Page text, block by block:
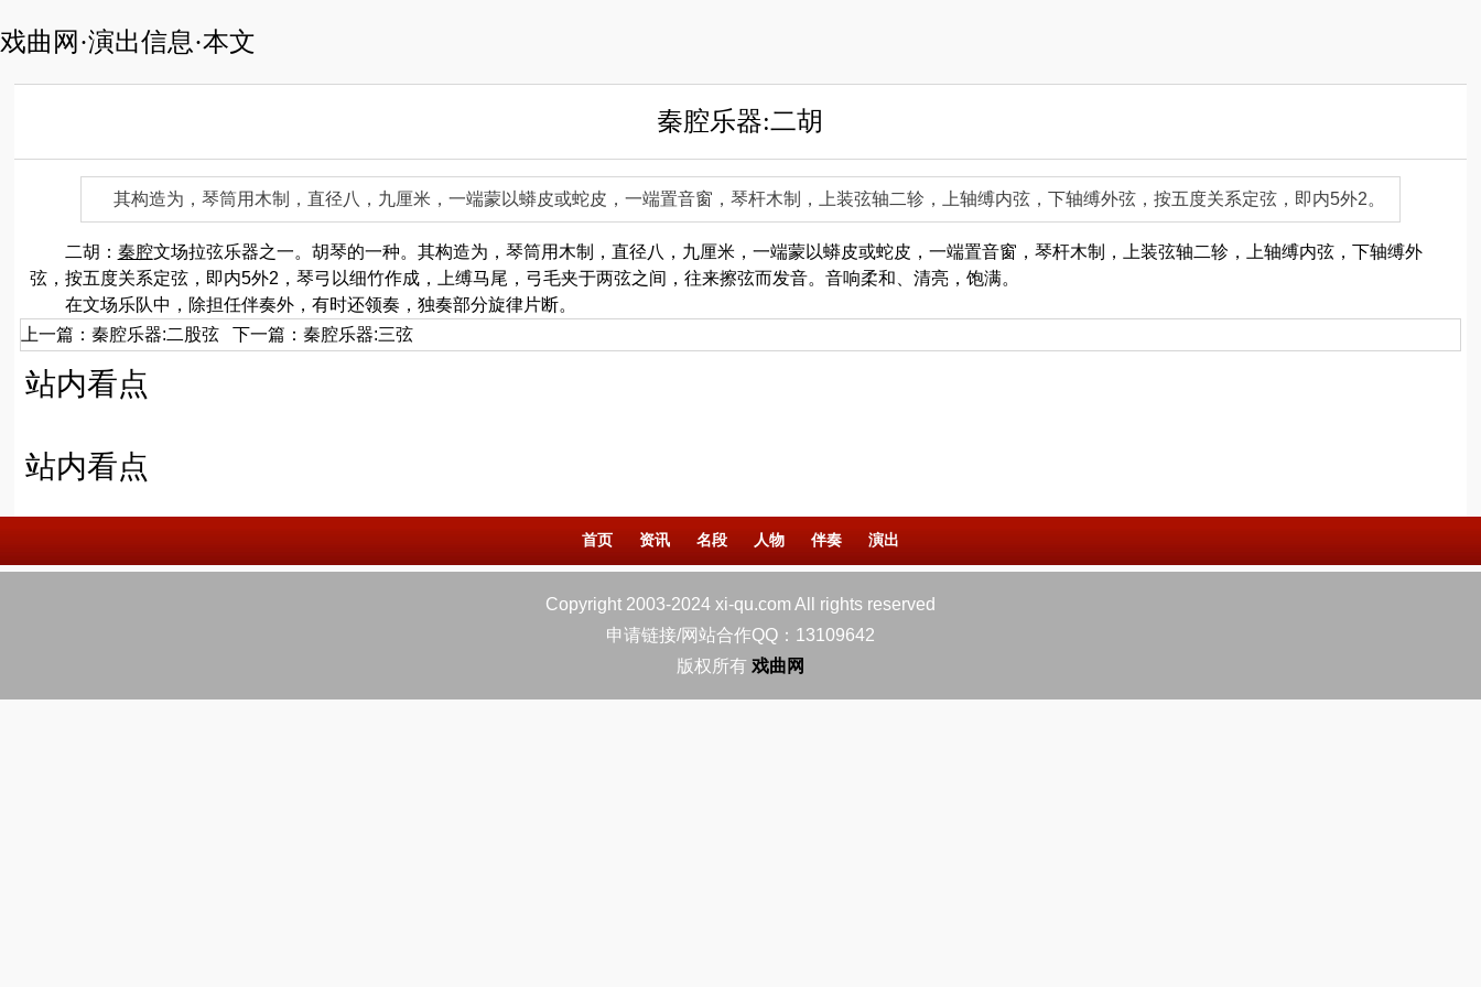
戏曲网·演出信息·本文
秦腔乐器:二胡
其构造为，琴筒用木制，直径八，九厘米，一端蒙以蟒皮或蛇皮，一端置音窗，琴杆木制，上装弦轴二轸，上轴缚内弦，下轴缚外弦，按五度关系定弦，即内5外2。
二胡： 秦腔文场拉弦乐器之一。胡琴的一种。其构造为，琴筒用木制，直径八，九厘米，一端蒙以蟒皮或蛇皮，一端置音窗，琴杆木制，上装弦轴二轸，上轴缚内弦，下轴缚外
弦，按五度关系定弦，即内5外2，琴弓以细竹作成，上缚马尾，弓毛夹于两弦之间，往来擦弦而发音。音响柔和、清亮，饱满。
在文场乐队中，除担任伴奏外，有时还领奏，独奏部分旋律片断。
上一篇：秦腔乐器:二股弦 下一篇：秦腔乐器:三弦
站内看点
站内看点
首页 资讯 名段 人物 伴奏 演出
Copyright 2003-2024 xi-qu.com All rights reserved
申请链接/网站合作QQ：13109642
版权所有 戏曲网